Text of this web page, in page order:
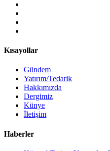
Kısayollar
Gündem
Yatırım/Tedarik
Hakkımızda
Dergimiz
Künye
İletişim
Haberler